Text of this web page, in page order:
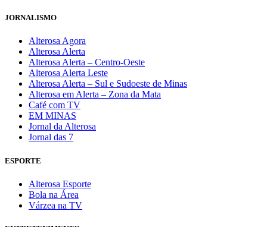
JORNALISMO
Alterosa Agora
Alterosa Alerta
Alterosa Alerta – Centro-Oeste
Alterosa Alerta Leste
Alterosa Alerta – Sul e Sudoeste de Minas
Alterosa em Alerta – Zona da Mata
Café com TV
EM MINAS
Jornal da Alterosa
Jornal das 7
ESPORTE
Alterosa Esporte
Bola na Área
Várzea na TV